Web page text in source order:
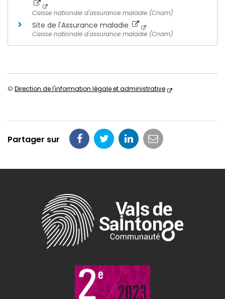
Caisse nationale d'assurance maladie (Cnam)
Site de l'Assurance maladie
Caisse nationale d'assurance maladie (Cnam)
© Direction de l'information légale et administrative
Partager sur
Partager
Facebook
Partager
Twitter
Partager
LinkedIn
Partager
email